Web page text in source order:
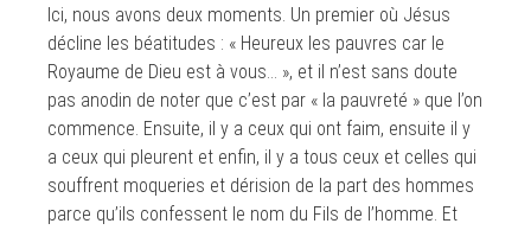
Ici, nous avons deux moments. Un premier où Jésus
décline les béatitudes : « Heureux les pauvres car le
Royaume de Dieu est à vous… », et il n’est sans doute
pas anodin de noter que c’est par « la pauvreté » que l’on
commence. Ensuite, il y a ceux qui ont faim, ensuite il y
a ceux qui pleurent et enfin, il y a tous ceux et celles qui
souffrent moqueries et dérision de la part des hommes
parce qu’ils confessent le nom du Fils de l’homme. Et